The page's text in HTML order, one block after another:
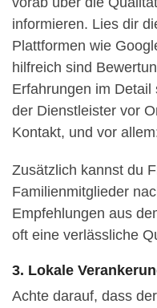
informieren. Lies dir
Plattformen wie
hilfreich sind
Erfahrungen im
der Dienstleister vor
Kontakt, und vor
Zusätzlich kannst du
Familienmitglieder
Empfehlungen aus
oft eine verlässliche
3. Lokale
Achte darauf, dass